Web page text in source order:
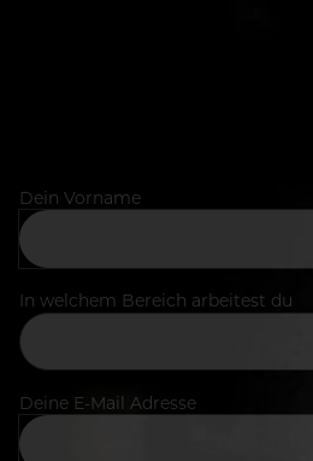
Dein Vorname
In welchem Bereich arbeitest du
Deine E-Mail Adresse